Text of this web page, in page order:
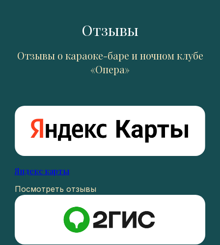
Отзывы
Отзывы о караоке-баре и ночном клубе
«Опера»
Яндекс карты
Посмотреть отзывы